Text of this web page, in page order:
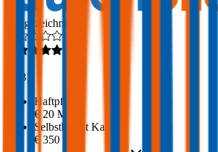
Ausgezeichnet
293)
Haftpflicht
€ 20 Mio.
Selbstbehalt Kasko
€ 350